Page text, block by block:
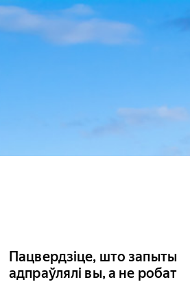
Пацвердзіце, што запыты
адпраўлялі вы, а не робат